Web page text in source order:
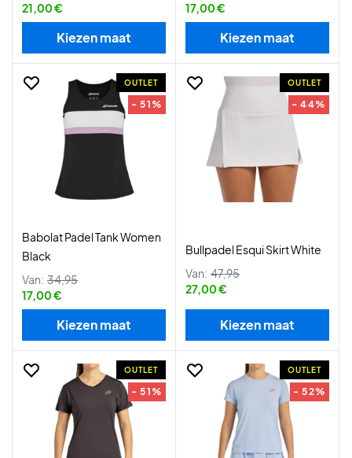
21,00 €
Kiezen maat
17,00 €
Kiezen maat
OUTLET
- 51%
Babolat Padel Tank Women
Black
Van: 34,95
17,00 €
Kiezen maat
OUTLET
- 44%
Bullpadel Esqui Skirt White
Van: 47,95
27,00 €
Kiezen maat
OUTLET
- 51%
OUTLET
- 52%